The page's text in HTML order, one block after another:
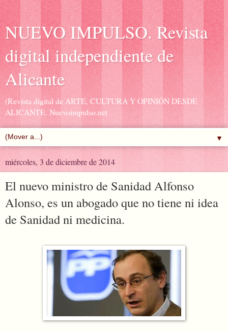
NUEVO IMPULSO. Revista
digital independiente de
Alicante
(Revista digital de ARTE, CULTURA Y OPINIÓN DESDE
ALICANTE. Nuevoimpulso.net
▼
miércoles, 3 de diciembre de 2014
El nuevo ministro de Sanidad Alfonso
Alonso, es un abogado que no tiene ni idea
de Sanidad ni medicina.